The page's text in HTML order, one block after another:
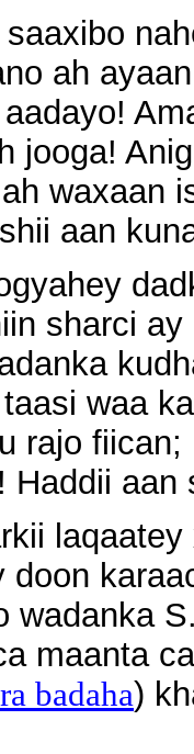
ah
jooga!
waxaan
aan
sharci
waa
rajo
Haddii aan
doon
wadanka
maanta
badaha)